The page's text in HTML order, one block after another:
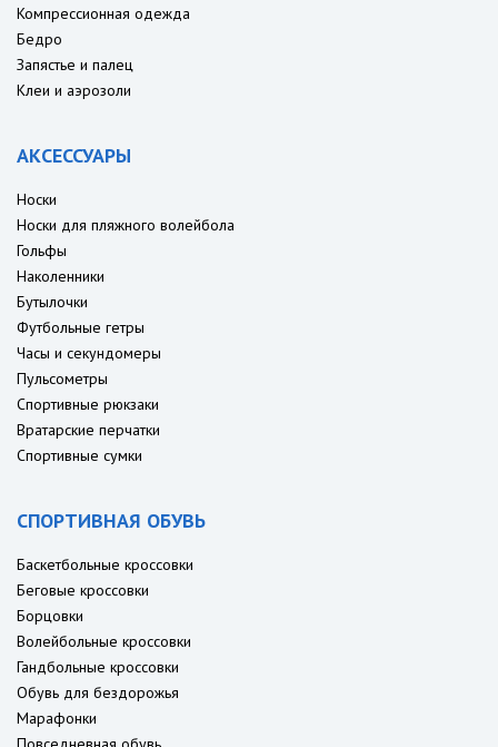
Компрессионная одежда
Бедро
Запястье и палец
Клеи и аэрозоли
АКСЕССУАРЫ
Носки
Носки для пляжного волейбола
Гольфы
Наколенники
Бутылочки
Футбольные гетры
Часы и секундомеры
Пульсометры
Спортивные рюкзаки
Вратарские перчатки
Спортивные сумки
СПОРТИВНАЯ ОБУВЬ
Баскетбольные кроссовки
Беговые кроссовки
Борцовки
Волейбольные кроссовки
Гандбольные кроссовки
Обувь для бездорожья
Марафонки